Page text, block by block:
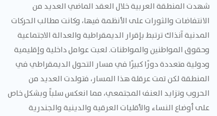
شهدت المنطقة العربية خلال العقد الماضي العديد من
الانتفاضات والثورات على الأنظمة فيها، وكانت مطالب الحركات
المدنية آنذاك ترتبط بإقرار الديمقراطية والعدالة الاجتماعية
وحقوق المواطنين والمواطنات. لعبت عوامل داخلية وإقليمية
ودولية متعددة دورًا كبيرًا في مسار التحول الديمقراطي في
المنطقة لكن تمت عرقلة هذا المسار، فتولدت العديد من
الحروب وتزايد العنف المجتمعي، مما انعكس سلباً وبشكل خاص
على أوضاع النساء والأقليات العرقية والدينية والجندرية